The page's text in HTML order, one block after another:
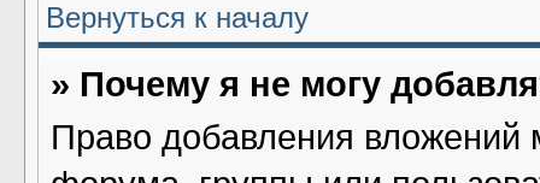
Вернуться к началу
» Почему я не могу
Право добавления вложений